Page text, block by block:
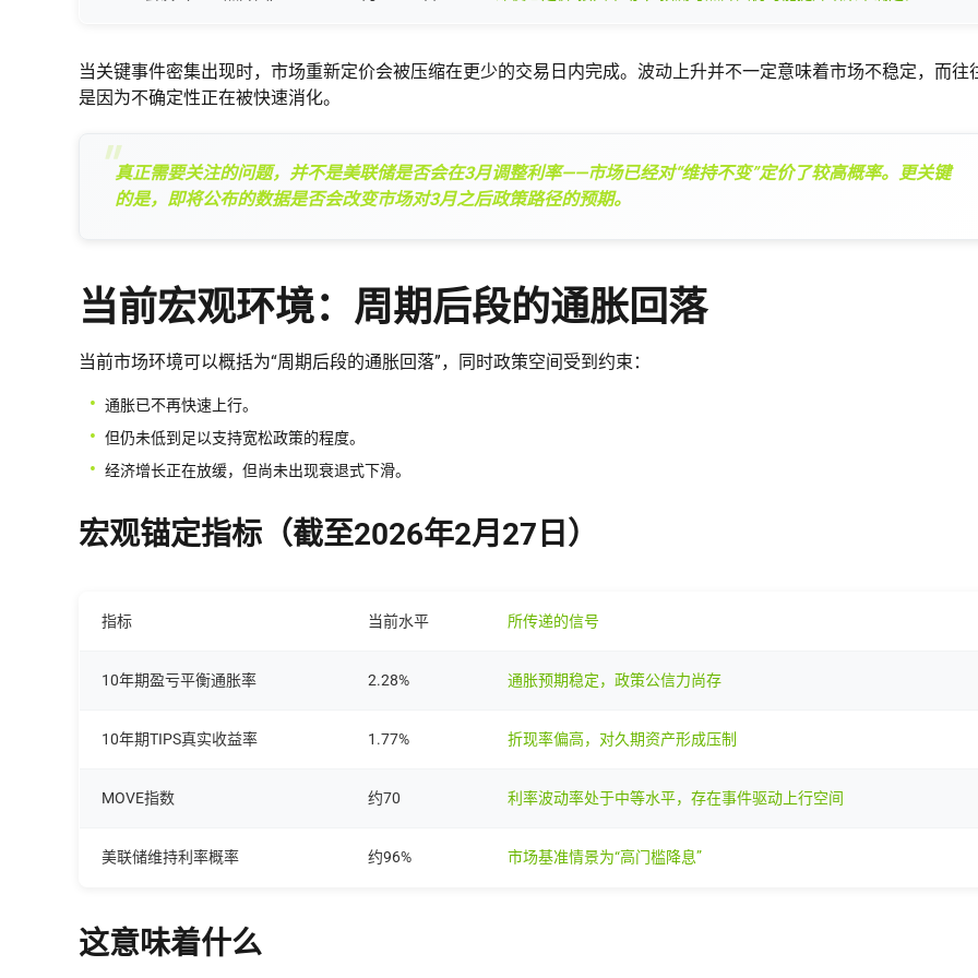
当关键事件密集出现时，市场重新定价会被压缩在更少的交易日内完成。波动上升并不一定意味着市场不稳定，而往
是因为不确定性正在被快速消化。
真正需要关注的问题，并不是美联储是否会在3月调整利率——市场已经对“维持不变”定价了较高概率。更关键
的是，即将公布的数据是否会改变市场对3月之后政策路径的预期。
当前宏观环境：周期后段的通胀回落
当前市场环境可以概括为“周期后段的通胀回落”，同时政策空间受到约束：
通胀已不再快速上行。
但仍未低到足以支持宽松政策的程度。
经济增长正在放缓，但尚未出现衰退式下滑。
宏观锚定指标（截至2026年2月27日）
指标 当前水平 所传递的信号
10年期盈亏平衡通胀率 2.28% 通胀预期稳定，政策公信力尚存
10年期TIPS真实收益率 1.77% 折现率偏高，对久期资产形成压制
MOVE指数 约70 利率波动率处于中等水平，存在事件驱动上行空间
美联储维持利率概率 约96% 市场基准情景为“高门槛降息”
这意味着什么